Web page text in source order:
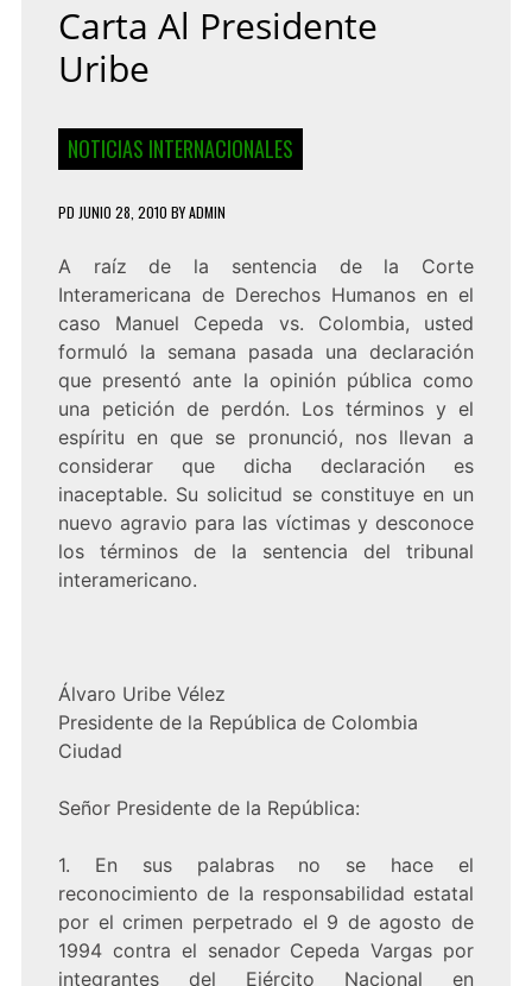
Carta Al Presidente
Uribe
NOTICIAS INTERNACIONALES
PD JUNIO 28, 2010 BYADMIN
A raíz de la sentencia de la Corte
Interamericana de Derechos Humanos en el
caso Manuel Cepeda vs. Colombia, usted
formuló la semana pasada una declaración
que presentó ante la opinión pública como
una petición de perdón. Los términos y el
espíritu en que se pronunció, nos llevan a
considerar que dicha declaración es
inaceptable. Su solicitud se constituye en un
nuevo agravio para las víctimas y desconoce
los términos de la sentencia del tribunal
interamericano.
Álvaro Uribe Vélez
Presidente de la República de Colombia
Ciudad
Señor Presidente de la República:
1. En sus palabras no se hace el
reconocimiento de la responsabilidad estatal
por el crimen perpetrado el 9 de agosto de
1994 contra el senador Cepeda Vargas por
integrantes del Ejército Nacional en